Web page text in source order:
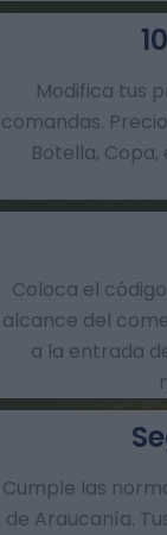
Modifica tus
comandas.​
Botella,
Coloca el
alcance del
a la entrada
Cumple las
de Araucanía.